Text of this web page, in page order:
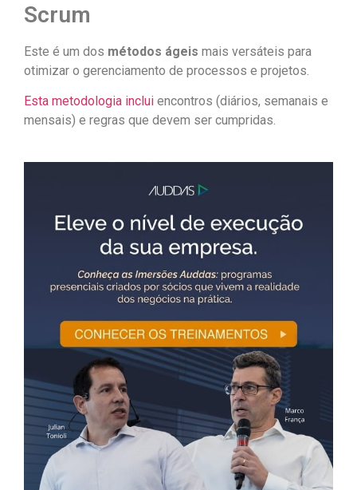
Scrum
Este é um dos métodos ágeis mais versáteis para
otimizar o gerenciamento de processos e projetos.
Esta metodologia inclui encontros (diários, semanais e
mensais) e regras que devem ser cumpridas.